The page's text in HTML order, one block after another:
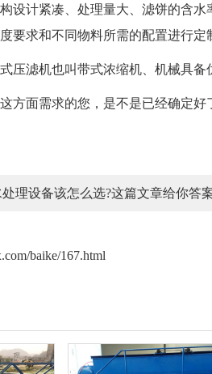
计紧凑、处理量大、滤饼的含水
要求和不同物料所需的配置进行定
滤机也叫带式浓缩机、机械具备
面需求的您，是不是已经确定好
理设备该怎么选?这篇文章给你答
baike/167.html